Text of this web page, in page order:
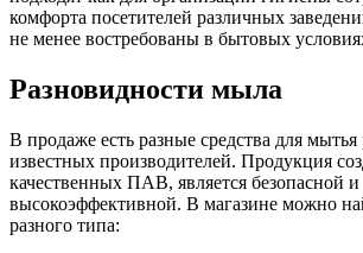
комфорта посетителей различных
не менее востребованы в бытовых
Разновидности мыла
В продаже есть разные средства для мытья
известных производителей. Продукция
качественных ПАВ, является безопасной и
высокоэффективной. В магазине можно
разного типа: